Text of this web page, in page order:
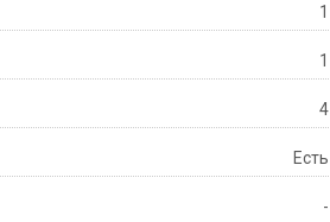
1
1
4
Есть
-